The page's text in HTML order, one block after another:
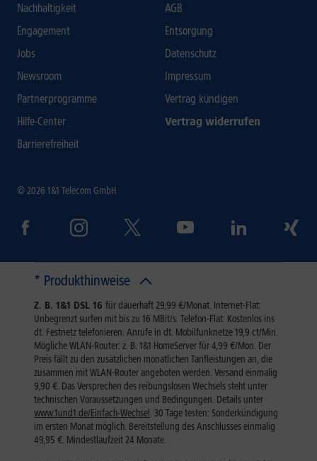
Nachhaltigkeit
Engagement
Jobs
Newsroom
Partnerprogramme
Hilfe-Center
Barrierefreiheit
AGB
Entsorgung
Datenschutz
Impressum
Vertrag kündigen
Vertrag widerrufen
© 2026 1&1 Telecom GmbH